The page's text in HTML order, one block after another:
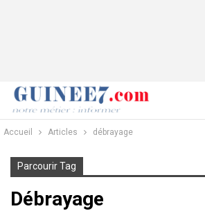
Accueil Articles débrayage
Parcourir Tag
Débrayage